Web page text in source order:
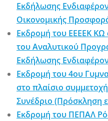
Εκδήλωσης
Οικονομικής
Εκδρομή του ΕΕΕΕΚ ΚΩ
του Αναλυτικού
Εκδήλωσης
Εκδρομή του 4ου
στο πλαίσιο
Συνέδριο (Πρόσκληση
Εκδρομή του ΠΕΠΑΛ